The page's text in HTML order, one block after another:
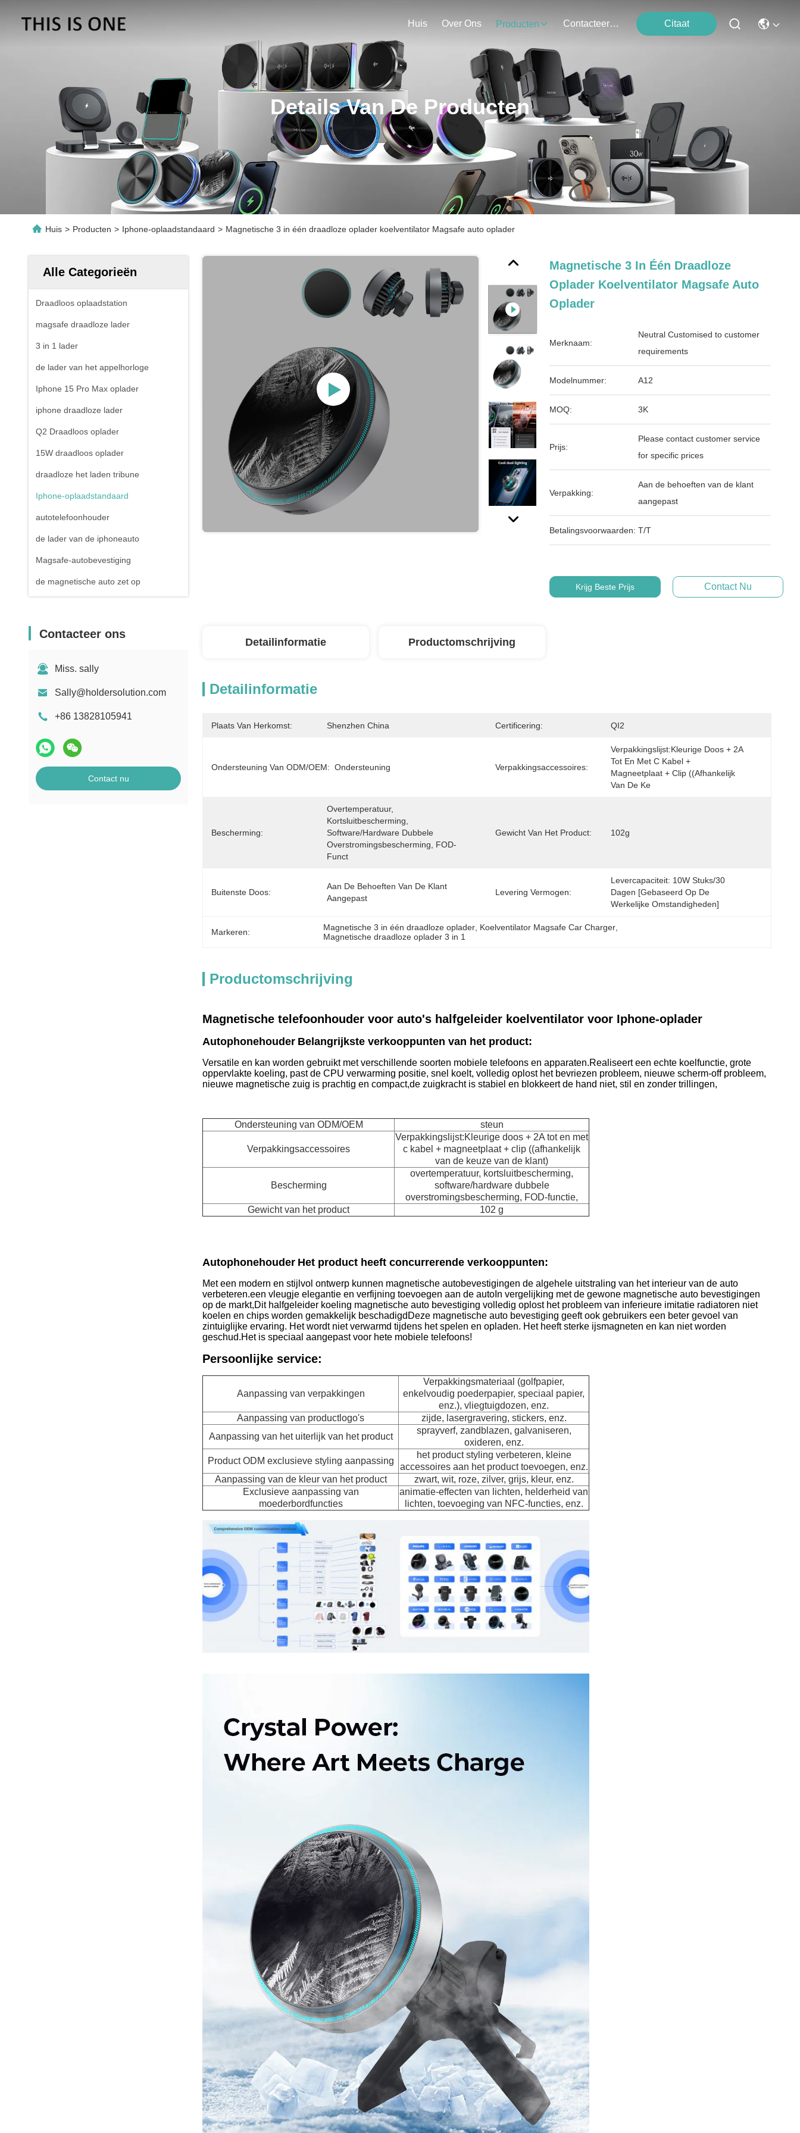
Huis Over Ons Producten Contacteer Ons Citaat
Details Van De Producten
Huis > Producten > Iphone-oplaadstandaard > Magnetische 3 in één draadloze oplader koelventilator Magsafe auto oplader
Alle Categorieën
Draadloos oplaadstation
magsafe draadloze lader
3 in 1 lader
de lader van het appelhorloge
Iphone 15 Pro Max oplader
iphone draadloze lader
Q2 Draadloos oplader
15W draadloos oplader
draadloze het laden tribune
Iphone-oplaadstandaard
autotelefoonhouder
de lader van de iphoneauto
Magsafe-autobevestiging
de magnetische auto zet op
Contacteer ons
Miss. sally
Sally@holdersolution.com
+86 13828105941
Contact nu
Magnetische 3 In Één Draadloze
Oplader Koelventilator Magsafe Auto
Oplader
Merknaam:
Neutral Customised to customer
requirements
Modelnummer: A12
MOQ: 3K
Prijs:
Please contact customer service
for specific prices
Verpakking:
Aan de behoeften van de klant
aangepast
Betalingsvoorwaarden: T/T
Krijg Beste Prijs Contact Nu
Detailinformatie Productomschrijving
Detailinformatie
Plaats Van Herkomst: Shenzhen China Certificering: QI2
Ondersteuning Van ODM/OEM: Ondersteuning Verpakkingsaccessoires:
Verpakkingslijst:Kleurige Doos + 2A
Tot En Met C Kabel +
Magneetplaat + Clip ((afhankelijk
Van De Ke
Bescherming:
Overtemperatuur,
Kortsluitbescherming,
Software/hardware Dubbele
Overstromingsbescherming, FOD-
Funct
Gewicht Van Het Product: 102g
Buitenste Doos:
Aan De Behoeften Van De Klant
Aangepast
Levering Vermogen:
Levercapaciteit: 10W Stuks/30
Dagen [gebaseerd Op De
Werkelijke Omstandigheden]
Markeren: Magnetische 3 in één draadloze oplader Koelventilator Magsafe Car Charger
Magnetische draadloze oplader 3 in 1
Productomschrijving
Magnetische telefoonhouder voor auto's halfgeleider koelventilator voor Iphone-oplader
Autophonehouder Belangrijkste verkooppunten van het product:
Versatile en kan worden gebruikt met verschillende soorten mobiele telefoons en apparaten.Realiseert een echte koelfunctie, grote
oppervlakte koeling, past de CPU verwarming positie, snel koelt, volledig oplost het bevriezen probleem, nieuwe scherm-off probleem,
nieuwe magnetische zuig is prachtig en compact,de zuigkracht is stabiel en blokkeert de hand niet, stil en zonder trillingen,
Ondersteuning van ODM/OEM steun
Verpakkingsaccessoires
Verpakkingslijst:Kleurige doos + 2A tot en met
c kabel + magneetplaat + clip ((afhankelijk
van de keuze van de klant)
Bescherming
overtemperatuur, kortsluitbescherming,
software/hardware dubbele
overstromingsbescherming, FOD-functie,
Gewicht van het product
102 g
Autophonehouder Het product heeft concurrerende verkooppunten:
Met een modern en stijlvol ontwerp kunnen magnetische autobevestigingen de algehele uitstraling van het interieur van de auto
verbeteren.een vleugje elegantie en verfijning toevoegen aan de autoIn vergelijking met de gewone magnetische auto bevestigingen
op de markt,Dit halfgeleider koeling magnetische auto bevestiging volledig oplost het probleem van inferieure imitatie radiatoren niet
koelen en chips worden gemakkelijk beschadigdDeze magnetische auto bevestiging geeft ook gebruikers een beter gevoel van
zintuiglijke ervaring. Het wordt niet verwarmd tijdens het spelen en opladen. Het heeft sterke ijsmagneten en kan niet worden
geschud.Het is speciaal aangepast voor hete mobiele telefoons!
Persoonlijke service:
Aanpassing van verpakkingen
Verpakkingsmateriaal (golfpapier,
enkelvoudig poederpapier, speciaal papier,
enz.), vliegtuigdozen, enz.
Aanpassing van productlogo's
zijde, lasergravering, stickers, enz.
Aanpassing van het uiterlijk van het product
sprayverf, zandblazen, galvaniseren,
oxideren, enz.
Product ODM exclusieve styling aanpassing
het product styling verbeteren, kleine
accessoires aan het product toevoegen, enz.
Aanpassing van de kleur van het product
zwart, wit, roze, zilver, grijs, kleur, enz.
Exclusieve aanpassing van
moederbordfuncties
animatie-effecten van lichten, helderheid van
lichten, toevoeging van NFC-functies, enz.